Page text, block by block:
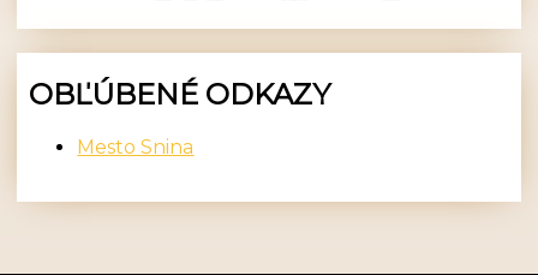
OBĽÚBENÉ ODKAZY
Mesto Snina